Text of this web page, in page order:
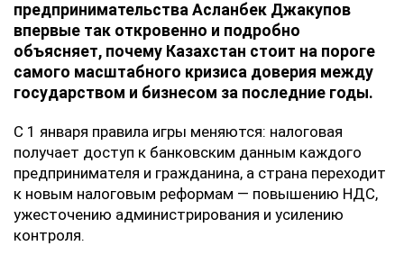
предпринимательства Асланбек Джакупов
впервые так откровенно и подробно
объясняет, почему Казахстан стоит на пороге
самого масштабного кризиса доверия между
государством и бизнесом за последние годы.
С 1 января правила игры меняются: налоговая
получает доступ к банковским данным каждого
предпринимателя и гражданина, а страна переходит
к новым налоговым реформам — повышению НДС,
ужесточению администрирования и усилению
контроля.